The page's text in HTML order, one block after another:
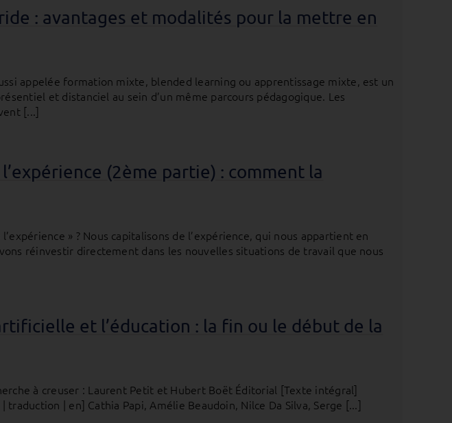
: avantages et modalités pour la mettre en
appelée formation mixte, blended learning ou apprentissage mixte, est un
et distanciel au sein d’un même parcours pédagogique. Les
[...]
(2ème partie) : comment la
» ? Nous capitalisons de l’expérience, qui nous appartient en
réinvestir directement dans les nouvelles situations de travail que nous
et l’éducation : la fin ou le début de la
à creuser : Laurent Petit et Hubert Boët Éditorial [Texte intégral]
| en] Cathia Papi, Amélie Beaudoin, Nilce Da Silva, Serge [...]